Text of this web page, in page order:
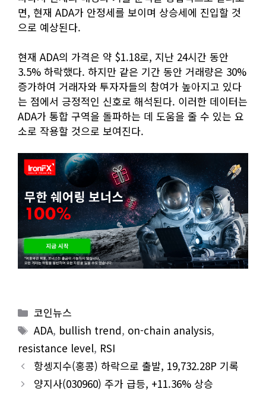
면, 현재 ADA가 안정세를 보이며 상승세에 진입할 것
으로 예상된다.
현재 ADA의 가격은 약 $1.18로, 지난 24시간 동안
3.5% 하락했다. 하지만 같은 기간 동안 거래량은 30%
증가하여 거래자와 투자자들의 참여가 높아지고 있다
는 점에서 긍정적인 신호로 해석된다. 이러한 데이터는
ADA가 통합 구역을 돌파하는 데 도움을 줄 수 있는 요
소로 작용할 것으로 보여진다.
Categories
코인뉴스
Tags
ADA, bullish trend, on-chain analysis,
resistance level, RSI
항셍지수(홍콩) 하락으로 출발, 19,732.28P 기록
양지사(030960) 주가 급등, +11.36% 상승